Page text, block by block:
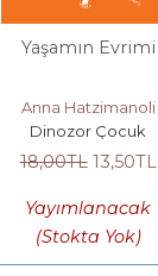
Yaşamın Evrimi
Anna Hatzimanoli
Dinozor Çocuk
18,00TL 13,50TL
Yayımlanacak
(Stokta Yok)